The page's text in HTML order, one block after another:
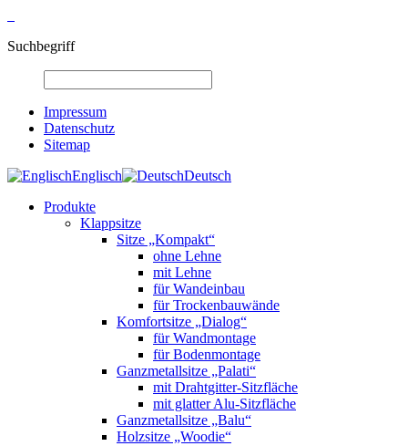
Suchbegriff
Impressum
Datenschutz
Sitemap
Englisch
Deutsch
Produkte
Klappsitze
Sitze „Kompakt“
ohne Lehne
mit Lehne
für Wandeinbau
für Trockenbauwände
Komfortsitze „Dialog“
für Wandmontage
für Bodenmontage
Ganzmetallsitze „Palati“
mit Drahtgitter-Sitzfläche
mit glatter Alu-Sitzfläche
Ganzmetallsitze „Balu“
Holzsitze „Woodie“